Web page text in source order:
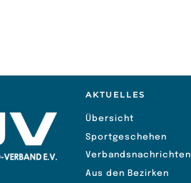
AKTUELLES
Übersicht
Sportgeschehen
Verbandsnachrichten
Aus den Bezirken